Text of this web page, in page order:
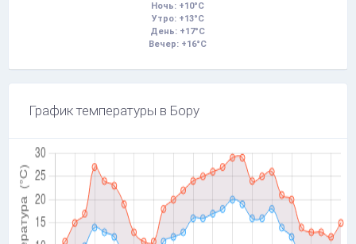
Ночь: +10°C
Утро: +13°C
День: +17°C
Вечер: +16°C
График температуры в Бору